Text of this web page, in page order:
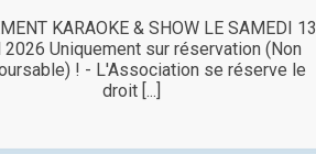
KARAOKE & SHOW LE SAMEDI 13
2026 Uniquement sur réservation (Non
! - L'Association se réserve le
droit [...]